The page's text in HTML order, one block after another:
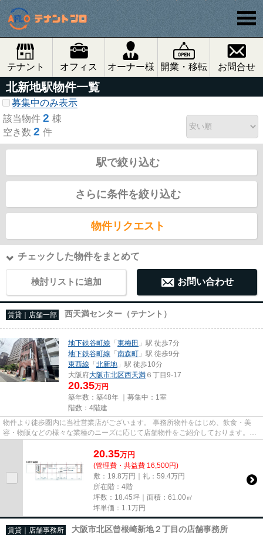
テナント オフィス オーナー様 開業・移転 お問合せ
北新地駅物件一覧
募集中のみ表示
該当物件 2 棟
空き数 2 件
駅で絞り込む
さらに条件を絞り込む
物件リクエスト
チェックした物件をまとめて
検討リストに追加 お問い合わせ
賃貸｜店舗一部 西天満センター（テナント）
地下鉄谷町線 「東梅田 」駅 徒歩7分
地下鉄谷町線 「南森町 」駅 徒歩9分
東西線 「北新地 」駅 徒歩10分
大阪府大阪市北区西天満 ６丁目9-17
20.35万円
築年数：築48年 ｜募集中： 1室
階数：4階建
物件より徒歩圏内に当社営業店がございます。 事務所物件をはじめ、飲食・美
容・物販などの様々な業種のニーズに応じて店舗物件をご紹介しております。
尚、弊社ではおとり広告は一切...
20.35万円
(管理費・共益費 16,500円)
敷：19.8万円｜礼：59.4万円
所在階：4階
坪数：18.45坪｜面積：61.00㎡
坪単価： 1.1 万円
賃貸｜店舗事務所 大阪市北区曾根崎新地２丁目の店舗事務所